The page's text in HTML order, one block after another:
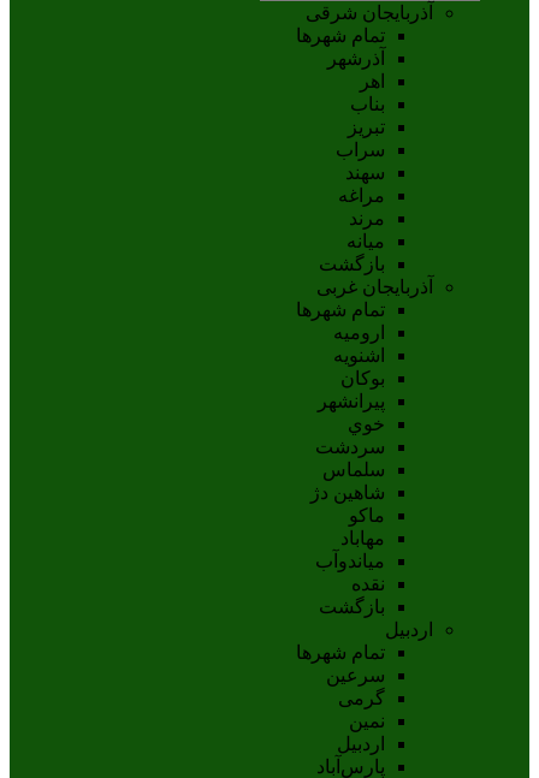
آذربایجان شرقی
تمام شهر‌ها
آذرشهر
اهر
بناب
تبريز
سراب
سهند
مراغه
مرند
ميانه
بازگشت
آذربایجان غربی
تمام شهر‌ها
اروميه
اشنويه
بوکان
پيرانشهر
خوي
سردشت
سلماس
شاهين دژ
ماکو
مهاباد
مياندوآب
نقده
بازگشت
اردبیل
تمام شهر‌ها
سرعین
گرمی
نمین
اردبيل
پارس‌آباد